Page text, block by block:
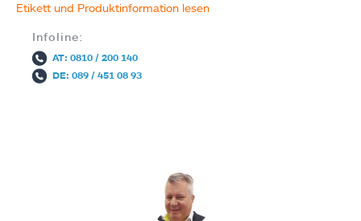
Etikett und Produktinformation lesen
Infoline:
AT: 0810 / 200 140
DE: 089 / 451 08 93